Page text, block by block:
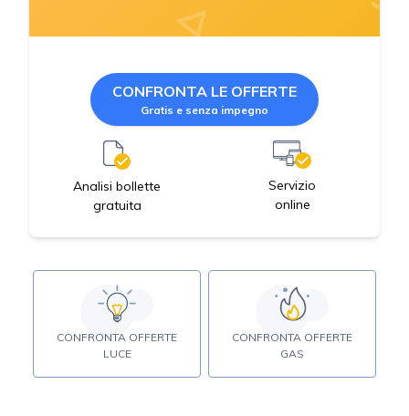
CONFRONTA LE OFFERTE
Gratis e senza impegno
Analisi bollette
gratuita
Servizio
online
CONFRONTA OFFERTE
LUCE
CONFRONTA OFFERTE
GAS